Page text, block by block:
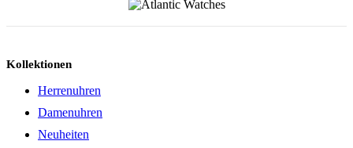
Kollektionen
Herrenuhren
Damenuhren
Neuheiten